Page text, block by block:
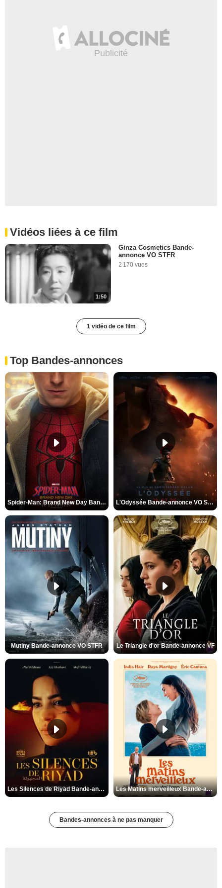
Vidéos liées à ce film
1:50
Ginza Cosmetics Bande-
annonce VO STFR
2 170 vues
1 vidéo de ce film
Top Bandes-annonces
Spider-Man: Brand New Day Bande-annonce VO STFR L'Odyssée Bande-annonce VO STFR
Mutiny Bande-annonce VO STFR Le Triangle d'or Bande-annonce VF
Les Silences de Riyad Bande-annonce VO STFR Les Matins merveilleux Bande-annonce VF
Bandes-annonces à ne pas manquer